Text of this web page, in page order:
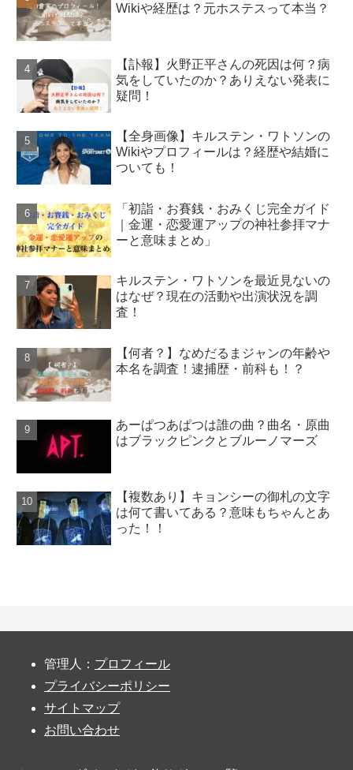
Wikiや経歴は？元ホステスって本当？
【訃報】火野正平さんの死因は何？病
気をしていたのか？ありえない発表に
疑問！
【全身画像】キルステン・ワトソンの
Wikiやプロフィールは？経歴や結婚に
ついても！
「初詣・お賽銭・おみくじ完全ガイド
｜金運・恋愛運アップの神社参拝マナ
ーと意味まとめ」
キルステン・ワトソンを最近見ないの
はなぜ？現在の活動や出演状況を調
査！
【何者？】なめだるまジャンの年齢や
本名を調査！逮捕歴・前科も！？
あーぱつあぱつは誰の曲？曲名・原曲
はブラックピンクとブルーノマーズ
【複数あり】キョンシーの御札の文字
は何て書いてある？意味もちゃんとあ
った！！
管理人： プロフィール
プライバシーポリシー
サイトマップ
お問い合わせ